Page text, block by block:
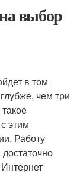
выбор
в том
чем три
этим
Работу